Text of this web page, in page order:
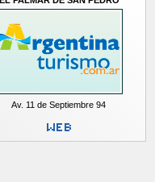
Av. 11 de Septiembre 94